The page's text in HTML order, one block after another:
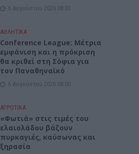
6 Αυγούστου 2026 08:03
ΑΘΛΗΤΙΚΑ
Conference League: Μέτρια
εμφάνιση και η πρόκριση
θα κριθεί στη Σόφια για
τον Παναθηναϊκό
6 Αυγούστου 2026 08:00
ΑΓΡΟΤΙΚΑ
«Φωτιά» στις τιμές του
ελαιολάδου βάζουν
πυρκαγιές, καύσωνας και
ξηρασία